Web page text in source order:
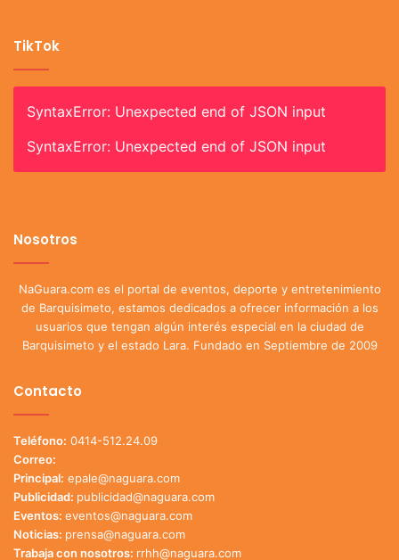
TikTok
SyntaxError: Unexpected end of JSON input
SyntaxError: Unexpected end of JSON input
Nosotros
NaGuara.com es el portal de eventos, deporte y entretenimiento
de Barquisimeto, estamos dedicados a ofrecer información a los
usuarios que tengan algún interés especial en la ciudad de
Barquisimeto y el estado Lara. Fundado en Septiembre de 2009
Contacto
Teléfono: 0414-512.24.09
Correo:
Principal: epale@naguara.com
Publicidad: publicidad@naguara.com
Eventos: eventos@naguara.com
Noticias: prensa@naguara.com
Trabaja con nosotros: rrhh@naguara.com